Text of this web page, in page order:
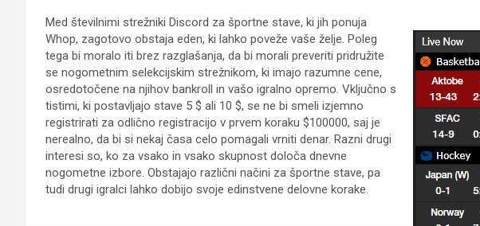
Med številnimi strežniki Discord za športne stave, ki jih ponuja
Whop, zagotovo obstaja eden, ki lahko poveže vaše želje. Poleg
tega bi moralo iti brez razglašanja, da bi morali preveriti pridružite
se nogometnim selekcijskim strežnikom, ki imajo razumne cene,
osredotočene na njihov bankroll in vašo igralno opremo. Vključno s
tistimi, ki postavljajo stave 5 $ ali 10 $, se ne bi smeli izjemno
registrirati za odlično registracijo v prvem koraku $100000, saj je
nerealno, da bi si nekaj časa celo pomagali vrniti denar. Razni drugi
interesi so, ko za vsako in vsako skupnost določa dnevne
nogometne izbore. Obstajajo različni načini za športne stave, pa
tudi drugi igralci lahko dobijo svoje edinstvene delovne korake.